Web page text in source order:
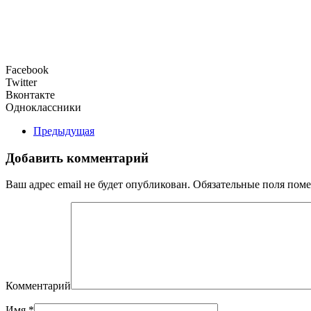
Facebook
Twitter
Вконтакте
Одноклассники
Предыдущая
Добавить комментарий
Ваш адрес email не будет опубликован. Обязательные поля
Комментарий